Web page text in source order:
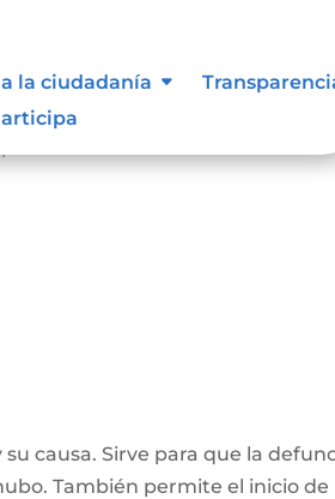
la ciudadanía
causa. Sirve para que la
También permite el inicio